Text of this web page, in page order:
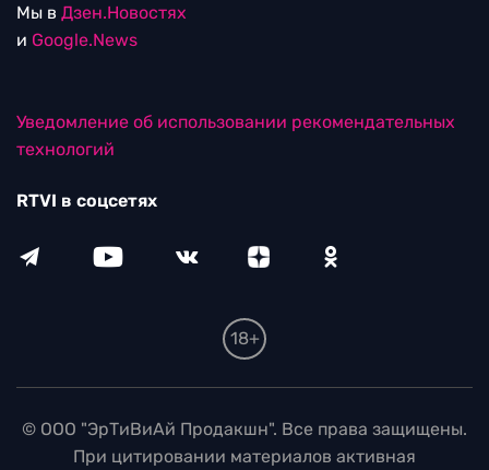
Мы в Дзен.Новостях
и Google.News
Уведомление об использовании рекомендательных
технологий
RTVI в соцсетях
18+
© ООО "ЭрТиВиАй Продакшн". Все права защищены.
При цитировании материалов активная